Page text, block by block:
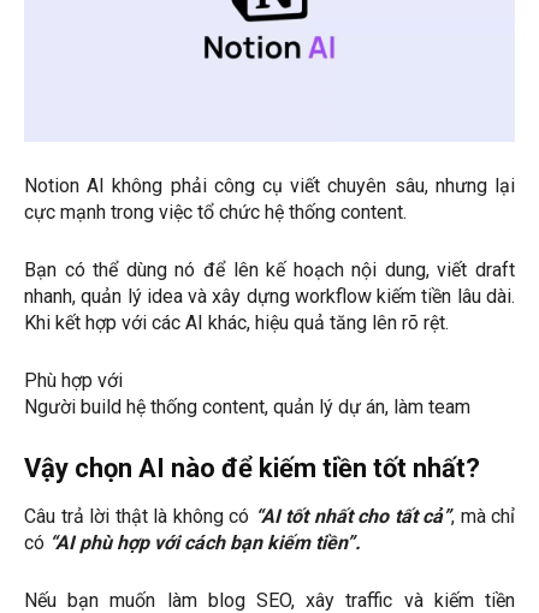
Notion AI không phải công cụ viết chuyên sâu, nhưng lại
cực mạnh trong việc tổ chức hệ thống content.
Bạn có thể dùng nó để lên kế hoạch nội dung, viết draft
nhanh, quản lý idea và xây dựng workflow kiếm tiền lâu dài.
Khi kết hợp với các AI khác, hiệu quả tăng lên rõ rệt.
Phù hợp với
Người build hệ thống content, quản lý dự án, làm team
Vậy chọn AI nào để kiếm tiền tốt nhất?
Câu trả lời thật là không có “AI tốt nhất cho tất cả”, mà chỉ
có “AI phù hợp với cách bạn kiếm tiền”.
Nếu bạn muốn làm blog SEO, xây traffic và kiếm tiền